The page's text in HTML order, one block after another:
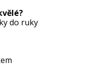
do ruky